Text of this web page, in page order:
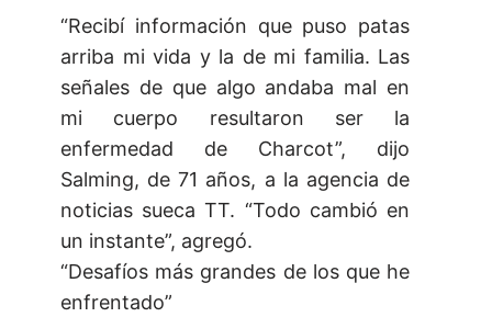
“Recibí información que puso patas
arriba mi vida y la de mi familia. Las
señales de que algo andaba mal en
mi cuerpo resultaron ser la
enfermedad de Charcot”, dijo
Salming, de 71 años, a la agencia de
noticias sueca TT. “Todo cambió en
un instante”, agregó.
“Desafíos más grandes de los que he
enfrentado”